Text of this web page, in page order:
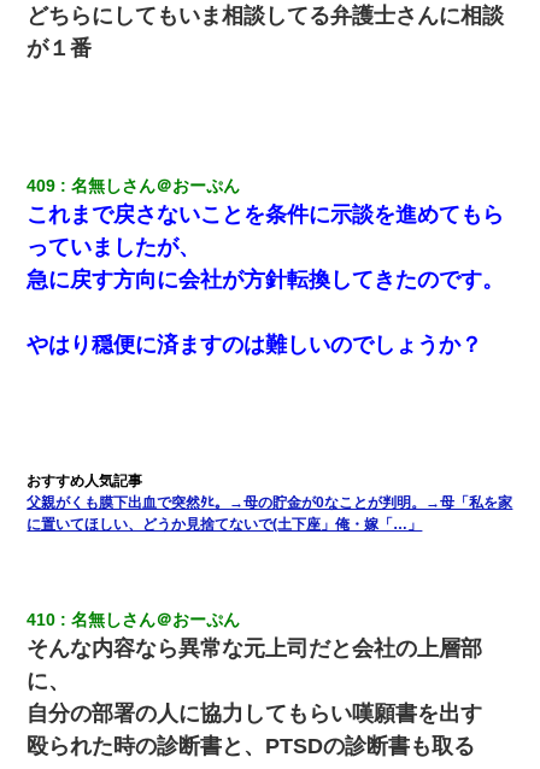
どちらにしてもいま相談してる弁護士さんに相談
が１番
409 名無しさん＠おーぷん
これまで戻さないことを条件に示談を進めてもら
っていましたが、
急に戻す方向に会社が方針転換してきたのです。
やはり穏便に済ますのは難しいのでしょうか？
父親がくも膜下出血で突然ﾀﾋ。→母の貯金が0なことが判明。→母「私を家
に置いてほしい、どうか見捨てないで(土下座」俺・嫁「…」
410 名無しさん＠おーぷん
そんな内容なら異常な元上司だと会社の上層部
に、
自分の部署の人に協力してもらい嘆願書を出す
殴られた時の診断書と、PTSDの診断書も取る